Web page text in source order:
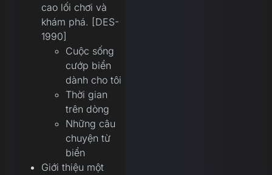
cao lối chơi và
khám phá. [DES-
1990]
Cuộc sống
cướp biển
dành cho tôi
Thời gian
trên dòng
Những câu
chuyện từ
biển
Giới thiệu một